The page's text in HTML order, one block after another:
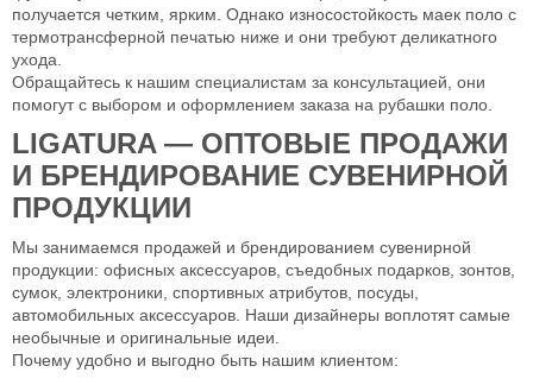
получается четким, ярким. Однако износостойкость маек поло с
термотрансферной печатью ниже и они требуют деликатного
ухода.
Обращайтесь к нашим специалистам за консультацией, они
помогут с выбором и оформлением заказа на рубашки поло.
LIGATURA — ОПТОВЫЕ ПРОДАЖИ
И БРЕНДИРОВАНИЕ СУВЕНИРНОЙ
ПРОДУКЦИИ
Мы занимаемся продажей и брендированием сувенирной
продукции: офисных аксессуаров, съедобных подарков, зонтов,
сумок, электроники, спортивных атрибутов, посуды,
автомобильных аксессуаров. Наши дизайнеры воплотят самые
необычные и оригинальные идеи.
Почему удобно и выгодно быть нашим клиентом: